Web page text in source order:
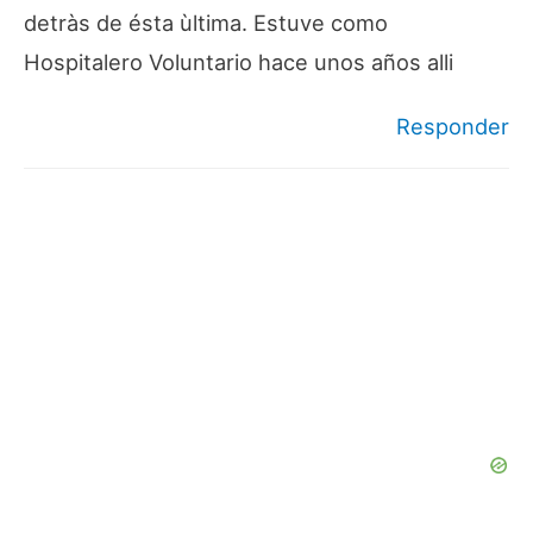
detràs de ésta ùltima. Estuve como
Hospitalero Voluntario hace unos años alli
Responder